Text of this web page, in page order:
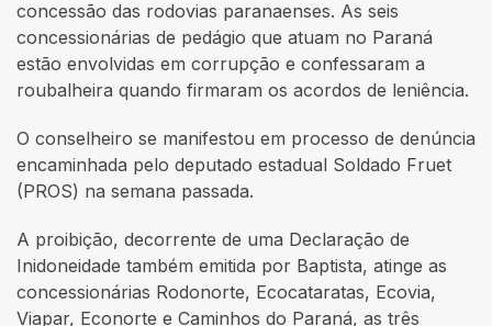
concessão das rodovias paranaenses. As seis
concessionárias de pedágio que atuam no Paraná
estão envolvidas em corrupção e confessaram a
roubalheira quando firmaram os acordos de leniência.
O conselheiro se manifestou em processo de denúncia
encaminhada pelo deputado estadual Soldado Fruet
(PROS) na semana passada.
A proibição, decorrente de uma Declaração de
Inidoneidade também emitida por Baptista, atinge as
concessionárias Rodonorte, Ecocataratas, Ecovia,
Viapar, Econorte e Caminhos do Paraná, as três